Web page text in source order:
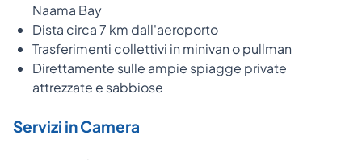
Naama Bay
Dista circa 7 km dall'aeroporto
Trasferimenti collettivi in minivan o pullman
Direttamente sulle ampie spiagge private
attrezzate e sabbiose
Servizi in Camera